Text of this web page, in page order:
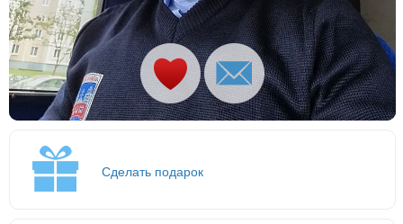
Сделать подарок